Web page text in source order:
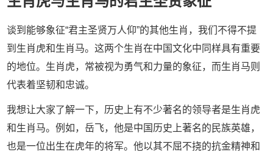
谈到能够象征“君主圣贤万人仰”的其他生肖，我们不得不提
到生肖虎和生肖马。这两个生肖在中国文化中同样具有重要
的地位。生肖虎，常被视为勇气和力量的象征，而生肖马则
代表着坚韧和忠诚。
我想让大家了解一下，历史上有不少著名的领导者是生肖虎
和生肖马。例如，岳飞，他是中国历史上著名的民族英雄，
也是一位出生在虎年的将军。他以其不屈不挠的抗金精神和